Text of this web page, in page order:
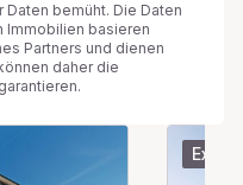
bemüht. Die Daten
Immobilien basieren
Partners und dienen
daher die